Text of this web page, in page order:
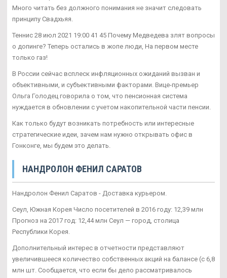
Много читать без должного понимания не значит следовать
принципу Свадхьяя.
Теннис 28 июл 2021 19:00 41 45 Почему Медведева злят вопросы
о допинге? Теперь остались в жопе люди, На первом месте
только газ!
В России сейчас всплеск инфляционных ожиданий вызван и
объективными, и субъективными факторами. Вице-премьер
Ольга Голодец говорила о том, что пенсионная система
нуждается в обновлении с учетом накопительной части пенсии.
Как только будут возникать потребность или интересные
стратегические идеи, зачем нам нужно открывать офис в
Гонконге, мы будем это делать.
НАНДРОЛОН ФЕНИЛ САРАТОВ
Нандролон Фенил Саратов - Доставка курьером.
Сеул, Южная Корея Число посетителей в 2016 году: 12,39 млн
Прогноз на 2017 год: 12,44 млн Сеул — город, столица
Республики Корея.
Дополнительный интерес в отчетности представляют
увеличившееся количество собственных акций на балансе (с 6,8
млн шт. Сообщается, что если бы дело рассматривалось